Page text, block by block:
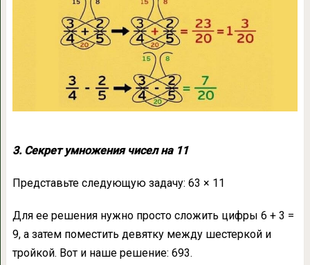
3. Секрет умножения чисел на 11
Представьте следующую задачу: 63 × 11
Для ее решения нужно просто сложить цифры 6 + 3 =
9, а затем поместить девятку между шестеркой и
тройкой. Вот и наше решение: 693.